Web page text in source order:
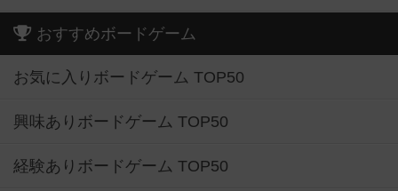
おすすめボードゲーム
お気に入りボードゲーム TOP50
興味ありボードゲーム TOP50
経験ありボードゲーム TOP50